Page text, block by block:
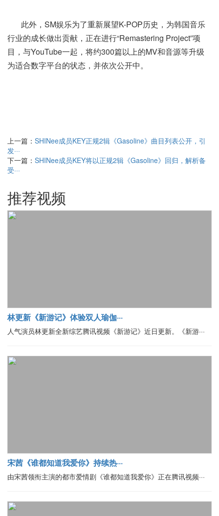
此外，SM娱乐为了重新展望K-POP历史，为韩国音乐
行业的成长做出贡献，正在进行“Remastering Project”项
目，与YouTube一起，将约300篇以上的MV和音源等升级
为适合数字平台的状态，并依次公开中。
上一篇： SHINee成员KEY正规2辑《Gasoline》曲目列表公开，引
发···
下一篇： SHINee成员KEY将以正规2辑《Gasoline》回归，解析备
受···
推荐视频
林更新《新游记》体验双人瑜伽···
人气演员林更新全新综艺腾讯视频《新游记》近日更新。《新游···
宋茜《谁都知道我爱你》持续热···
由宋茜领衔主演的都市爱情剧《谁都知道我爱你》正在腾讯视频···